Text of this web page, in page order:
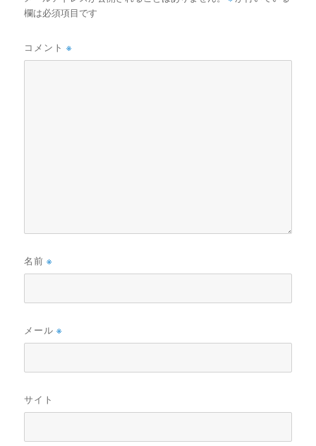
欄は必須項目です
コメント※
名前※
メール※
サイト